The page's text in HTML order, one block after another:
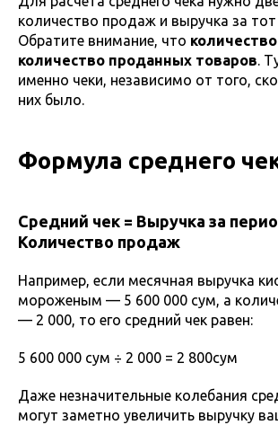
количество продаж и выручка за
Обратите внимание, что
количество проданных товаров.
именно чеки, независимо от того,
них было.
Формула среднего
Средний чек = Выручка за
Количество продаж
Например, если месячная выручка
мороженым — 5 600 000 сум, а
— 2 000, то его средний чек равен:
5 600 000 сум ÷ 2 000 = 2 800сум
Даже незначительные колебания
могут заметно увеличить выручку